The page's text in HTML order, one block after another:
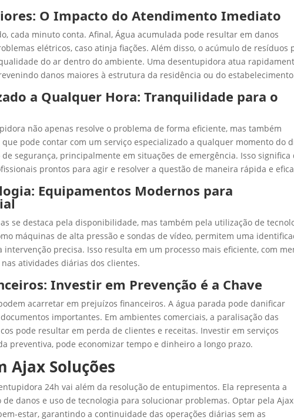
O Impacto do Atendimento Imediato
cada minuto conta. Afinal, Água acumulada pode resultar em danos
elétricos, caso atinja fiações. Além disso, o acúmulo de resíduos
do ar dentro do ambiente. Uma desentupidora atua
danos maiores à estrutura da residência ou do
a Qualquer Hora: Tranquilidade para o
não apenas resolve o problema de forma eficiente, mas também
pode contar com um serviço especializado a qualquer momento do
segurança, principalmente em situações de emergência. Isso significa
prontos para agir e resolver a questão de maneira rápida e
Equipamentos Modernos para
se destaca pela disponibilidade, mas também pela utilização de
máquinas de alta pressão e sondas de vídeo, permitem uma
precisa. Isso resulta em um processo mais eficiente, com
atividades diárias dos clientes.
Investir em Prevenção é a Chave
acarretar em prejuízos financeiros. A água parada pode danificar
importantes. Em ambientes comerciais, a paralisação das
pode resultar em perda de clientes e receitas. Investir em serviços
preventiva, pode economizar tempo e dinheiro a longo prazo.
Ajax Soluções
24h vai além da resolução de entupimentos. Ela representa a
danos e uso de tecnologia para solucionar problemas. Optar pela Ajax
estar, garantindo a continuidade das operações diárias sem as